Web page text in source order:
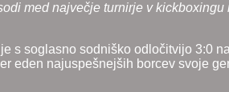
med največje turnirje v kickboxingu
s soglasno sodniško odločitvijo 3:0
eden najuspešnejših borcev svoje